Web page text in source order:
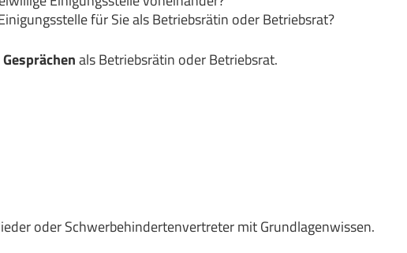
für Sie als Betriebsrätin oder Betriebsrat?
als Betriebsrätin oder Betriebsrat.
oder Schwerbehindertenvertreter mit Grundlagenwissen.